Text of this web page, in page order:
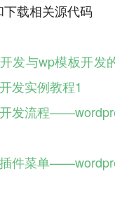
载相关源代码
发与wp模板开
发实例教程1
发流程
件菜单